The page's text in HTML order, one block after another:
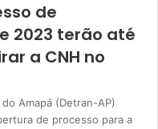
de
2023 terão até
a CNH no
Amapá (Detran-AP)
de processo para a